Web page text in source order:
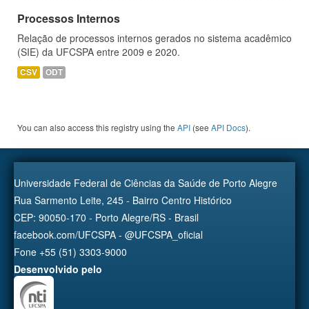
Processos Internos
Relação de processos internos gerados no sistema acadêmico
(SIE) da UFCSPA entre 2009 e 2020.
CSV ODT
You can also access this registry using the API (see API Docs).
Universidade Federal de Ciências da Saúde de Porto Alegre
Rua Sarmento Leite, 245 - Bairro Centro Histórico
CEP: 90050-170 - Porto Alegre/RS - Brasil
facebook.com/UFCSPA - @UFCSPA_oficial
Fone +55 (51) 3303-9000
Desenvolvido pelo